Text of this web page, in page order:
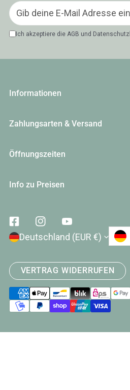
Ich akzeptiere die AGB und
Informationen
Zahlungsarten & Versand
Öffnungszeiten
Info zu Preisen
FacebookInstagram
Land/Region
Deutschland (EUR €)
VERTRAG WIDERRUFEN
Zahlungsarten